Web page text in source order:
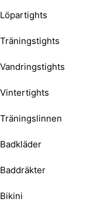
Löpartights
Träningstights
Vandringstights
Vintertights
Träningslinnen
Badkläder
Baddräkter
Bikini